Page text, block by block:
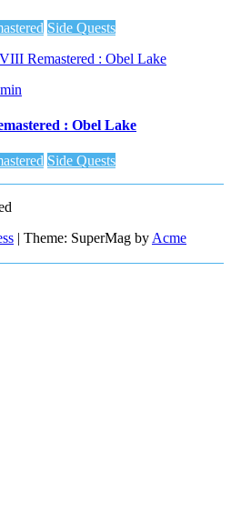
Side Quests
: Obel Lake
Side Quests
| Theme: SuperMag byAcme